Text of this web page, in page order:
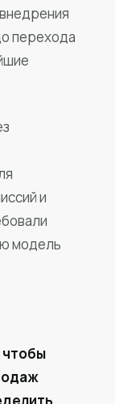
перехода
и
модель
чтобы